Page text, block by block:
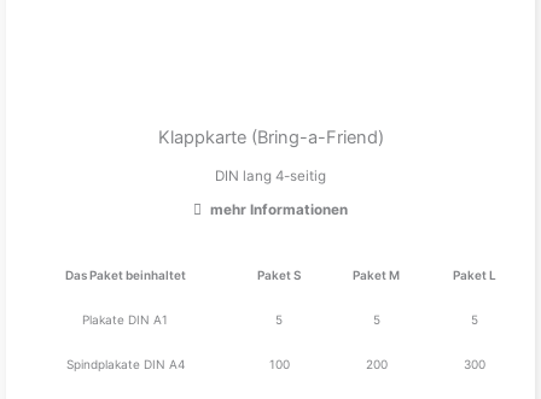
Klappkarte (Bring-a-Friend)
DIN lang 4-seitig
mehr Informationen
Das Paket beinhaltet Paket S Paket M Paket L
Plakate DIN A1 5 5 5
Spindplakate DIN A4 100 200 300